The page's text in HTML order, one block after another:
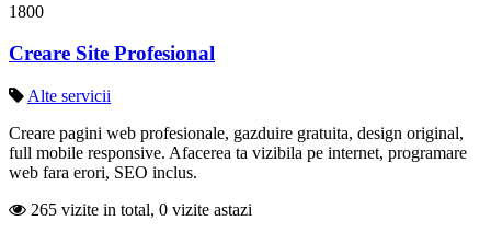
1800
Creare Site Profesional
Alte servicii
Creare pagini web profesionale, gazduire gratuita, design original,
full mobile responsive. Afacerea ta vizibila pe internet, programare
web fara erori, SEO inclus.
265 vizite in total, 0 vizite astazi